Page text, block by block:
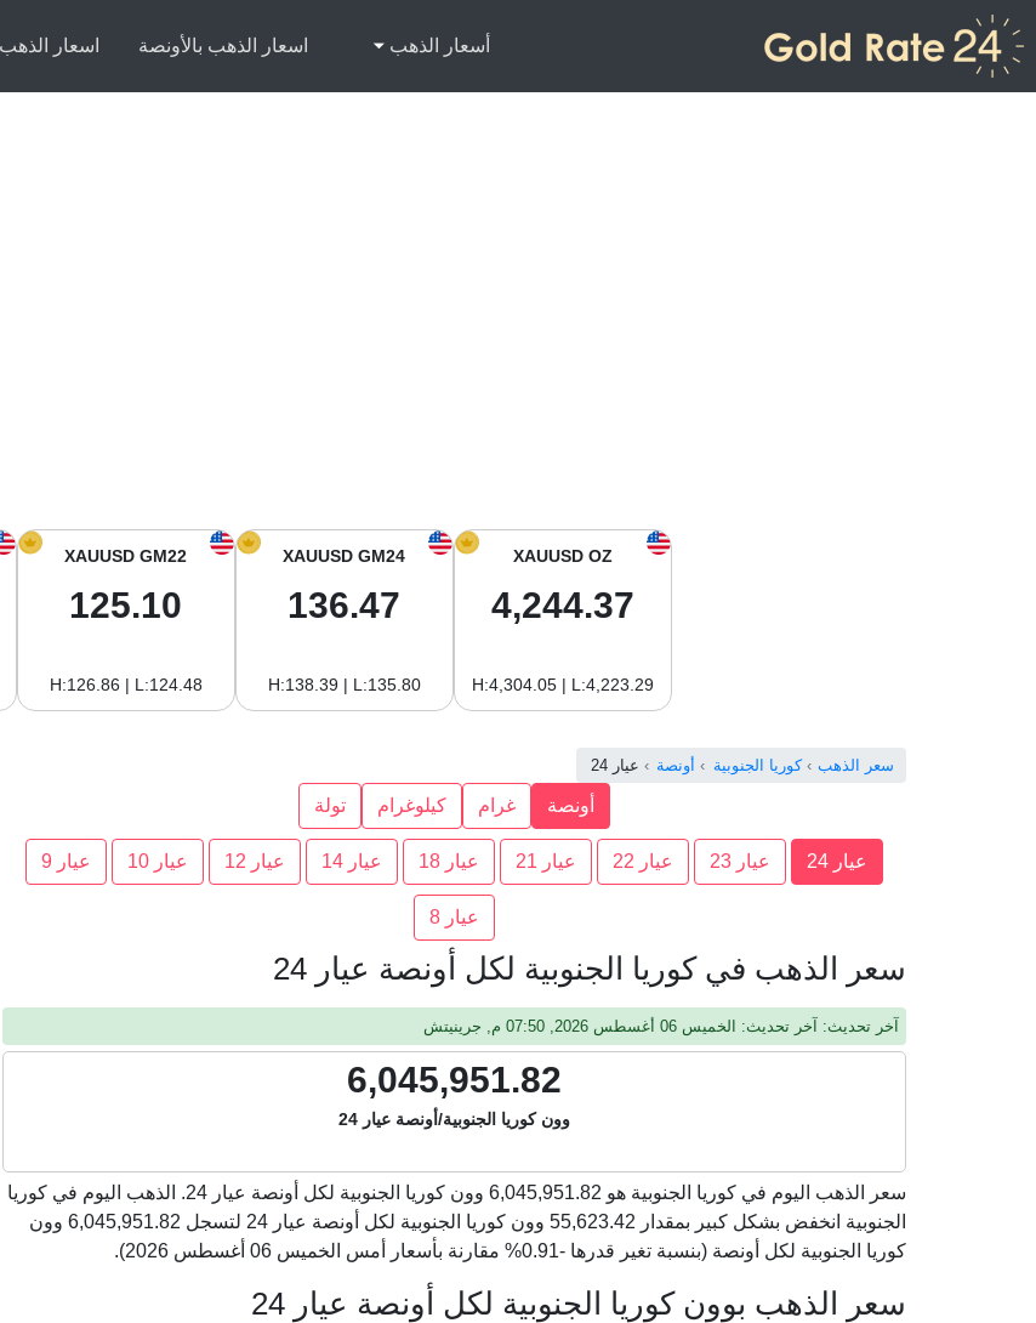
أسعار الذهب اسعار الذهب بالأونصة اسعار
XAUUSD OZ
4,244.37
H:4,304.05 | L:4,223.29
XAUUSD GM24
136.47
H:138.39 | L:135.80
XAUUSD GM22
125.10
H:126.86 | L:124.48
سعر الذهب كوريا الجنوبية أونصة عيار 24
أونصة غرام كيلوغرام تولة
عيار 24 عيار 23 عيار 22 عيار 21 عيار 18 عيار 14 عيار 12 عيار 10 عيار 9
عيار 8
سعر الذهب في كوريا الجنوبية لكل أونصة عيار 24
آخر تحديث: آخر تحديث: الخميس 06 أغسطس 2026, 07:50 م, جرينيتش
6,045,951.82
وون كوريا الجنوبية/أونصة عيار 24
سعر الذهب اليوم في كوريا الجنوبية هو 6,045,951.82
وون كوريا الجنوبية لكل أونصة عيار 24. الذهب اليوم في كوريا
الجنوبية انخفض بشكل كبير بمقدار 55,623.42 وون كوريا الجنوبية لكل أونصة عيار 24 لتسجل 6,045,951.82 وون
كوريا الجنوبية لكل أونصة (بنسبة تغير قدرها -0.91% مقارنة بأسعار أمس الخميس 06 أغسطس 2026).
سعر الذهب بوون كوريا الجنوبية لكل أونصة عيار 24